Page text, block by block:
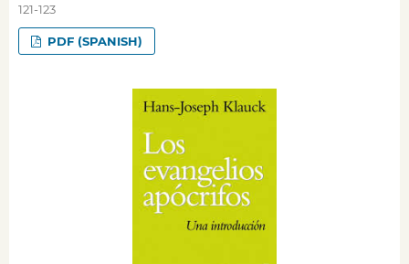
121-123
PDF (SPANISH)